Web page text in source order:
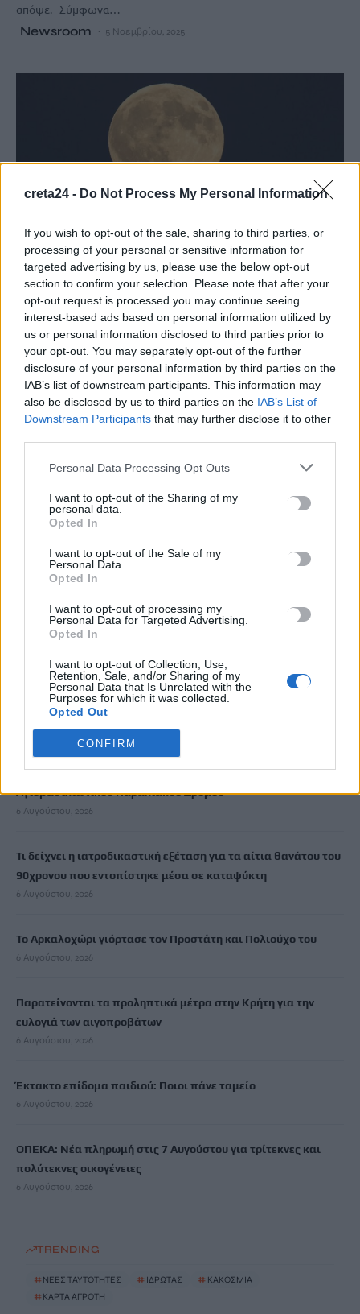
creta24 - Do Not Process My Personal Information
If you wish to opt-out of the sale, sharing to third parties, or
processing of your personal or sensitive information for
targeted advertising by us, please use the below opt-out
section to confirm your selection. Please note that after your
opt-out request is processed you may continue seeing
interest-based ads based on personal information utilized by
us or personal information disclosed to third parties prior to
your opt-out. You may separately opt-out of the further
disclosure of your personal information by third parties on the
IAB’s list of downstream participants. This information may
also be disclosed by us to third parties on the IAB’s List of
Downstream Participants that may further disclose it to other
Personal Data Processing Opt Outs
I want to opt-out of the Sharing of my
personal data.
Opted In
I want to opt-out of the Sale of my
Personal Data.
Opted In
I want to opt-out of processing my
Personal Data for Targeted Advertising.
Opted In
I want to opt-out of Collection, Use,
Retention, Sale, and/or Sharing of my
Personal Data that Is Unrelated with the
Purposes for which it was collected.
Opted Out
CONFIRM
απόψε. Σύμφωνα…
Newsroom 5 Νοεμβρίου, 2025
ΠΕΡΙΒΑΛΛΟΝ
Απόψε η υπερπανσέληνος του Οκτωβρίου
– Θα είναι η μεγαλύτερη και η
φωτεινότερη του χρόνου
Λίγες ώρες απομένουν για το μαγικό θέαμα
της υπερπανσέληνου του Οκτωβρίου. Πρόκειται για την πρώτη
υπερπανσέληνο της χρονιάς, η οποία ονομάζεται…
Νέα ταυτότητα: Πού πρέπει να ενημερώσετε τα στοιχεία σας
6 Αυγούστου, 2026
Ιδρώτας και διατροφή το καλοκαίρι: Ποιες τροφές προκαλούν
κακοσμία
Κάρτα Αγρότη: Τι αλλάζει από 28 Αυγούστου για τις
χρηματοδοτήσεις
6 Αυγούστου, 2026
Νέα χρηματοδότηση 1,5 εκατ. ευρώ για διαπλάτυνση του
Αγιοβασιλιώτικου Παραλιακού Δρόμου
6 Αυγούστου, 2026
Τι δείχνει η ιατροδικαστική εξέταση για τα αίτια θανάτου του
90χρονου που εντοπίστηκε μέσα σε καταψύκτη
6 Αυγούστου, 2026
Το Αρκαλοχώρι γιόρτασε τον Προστάτη και Πολιούχο του
6 Αυγούστου, 2026
Παρατείνονται τα προληπτικά μέτρα στην Κρήτη για την
ευλογιά των αιγοπροβάτων
6 Αυγούστου, 2026
Έκτακτο επίδομα παιδιού: Ποιοι πάνε ταμείο
6 Αυγούστου, 2026
ΟΠΕΚΑ: Νέα πληρωμή στις 7 Αυγούστου για τρίτεκνες και
πολύτεκνες οικογένειες
6 Αυγούστου, 2026
TRENDING
# ΝΕΕΣ ΤΑΥΤΟΤΗΤΕΣ # ΙΔΡΩΤΑΣ # ΚΑΚΟΣΜΙΑ
# ΚΑΡΤΑ ΑΓΡΟΤΗ